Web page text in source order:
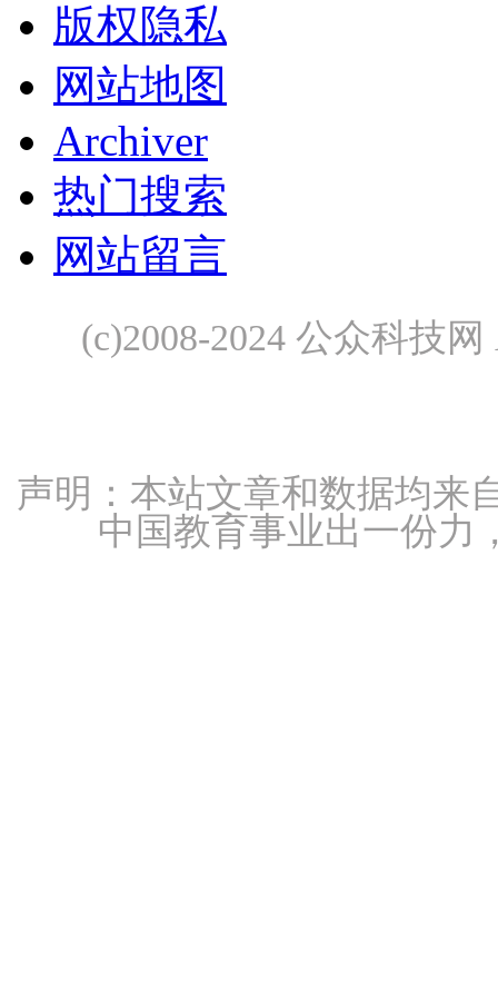
版权隐私
网站地图
Archiver
热门搜索
网站留言
(c)2008-2024 公众科技
声明：本站文章和数据均来
中国教育事业出一份力